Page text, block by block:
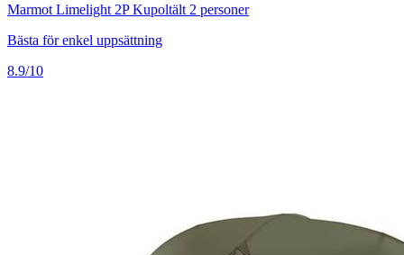
Marmot Limelight 2P Kupoltält 2 personer
Bästa för enkel uppsättning
8.9/10